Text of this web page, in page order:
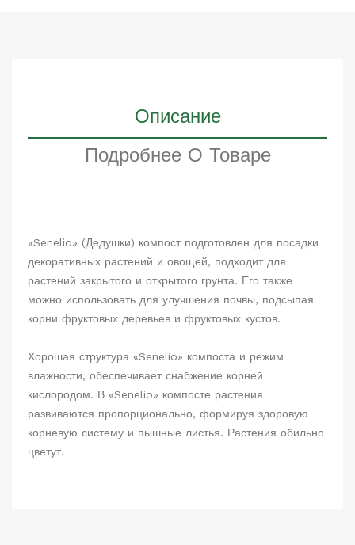
Описание
Подробнее О Товаре
«Senelio» (Дедушки) компост подготовлен для посадки
декоративных растений и овощей, подходит для
растений закрытого и открытого грунта. Его также
можно использовать для улучшения почвы, подсыпая
корни фруктовых деревьев и фруктовых кустов.
Хорошая структура «Senelio» компоста и режим
влажности, обеспечивает снабжение корней
кислородом. В «Senelio» компосте растения
развиваются пропорционально, формируя здоровую
корневую систему и пышные листья. Растения обильно
цветут.